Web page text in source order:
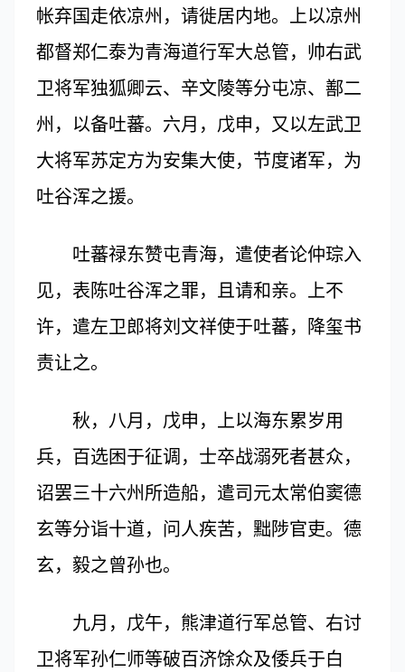
帐弃国走依凉州，请徙居内地。上以凉州
都督郑仁泰为青海道行军大总管，帅右武
卫将军独狐卿云、辛文陵等分屯凉、鄯二
州，以备吐蕃。六月，戊申，又以左武卫
大将军苏定方为安集大使，节度诸军，为
吐谷浑之援。
吐蕃禄东赞屯青海，遣使者论仲琮入
见，表陈吐谷浑之罪，且请和亲。上不
许，遣左卫郎将刘文祥使于吐蕃，降玺书
责让之。
秋，八月，戊申，上以海东累岁用
兵，百选困于征调，士卒战溺死者甚众，
诏罢三十六州所造船，遣司元太常伯窦德
玄等分诣十道，问人疾苦，黜陟官吏。德
玄，毅之曾孙也。
九月，戊午，熊津道行军总管、右讨
卫将军孙仁师等破百济馀众及倭兵于白